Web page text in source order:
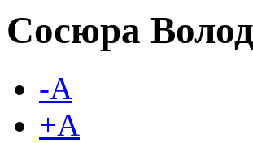
Сосюра
-A
+A